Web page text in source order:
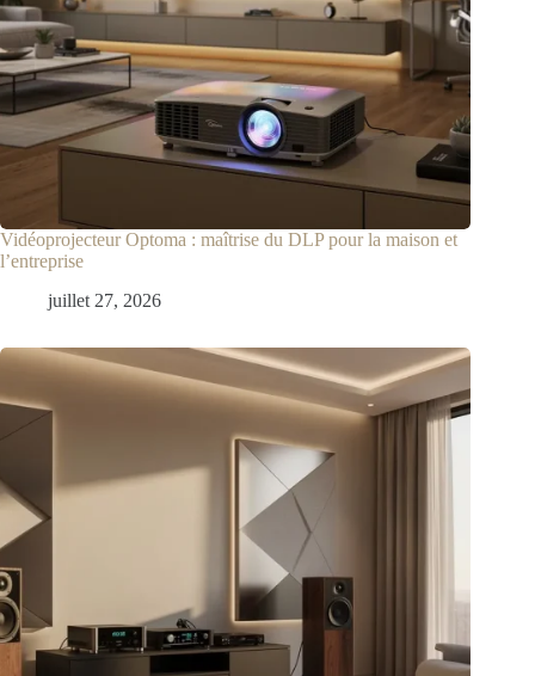
Vidéoprojecteur Optoma : maîtrise du DLP pour la maison et
l’entreprise
juillet 27, 2026